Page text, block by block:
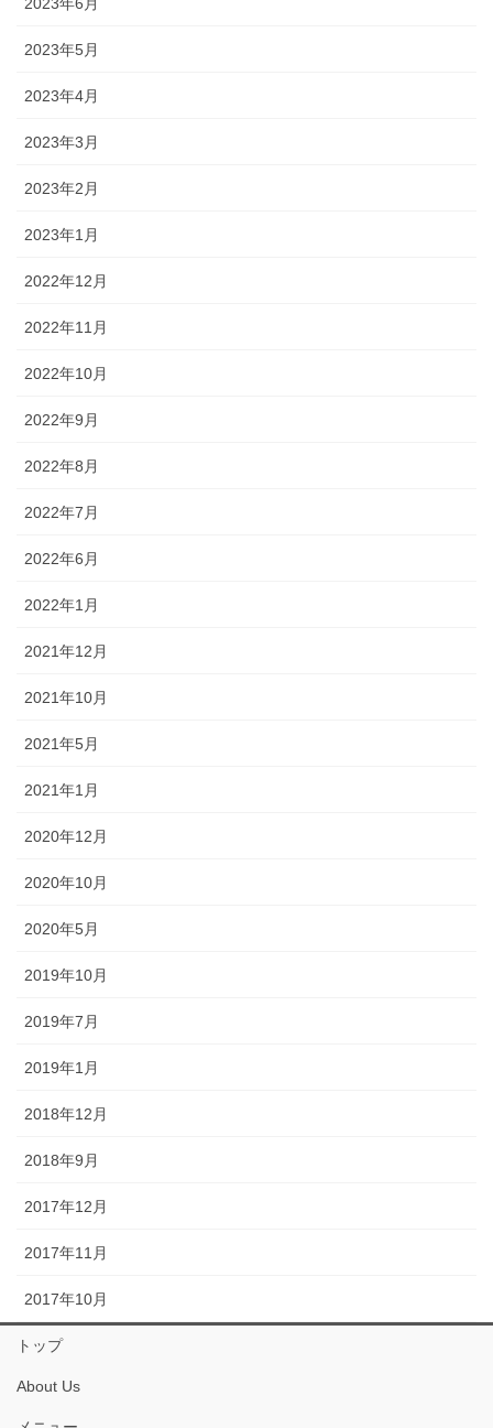
2023年6月
2023年5月
2023年4月
2023年3月
2023年2月
2023年1月
2022年12月
2022年11月
2022年10月
2022年9月
2022年8月
2022年7月
2022年6月
2022年1月
2021年12月
2021年10月
2021年5月
2021年1月
2020年12月
2020年10月
2020年5月
2019年10月
2019年7月
2019年1月
2018年12月
2018年9月
2017年12月
2017年11月
2017年10月
トップ
About Us